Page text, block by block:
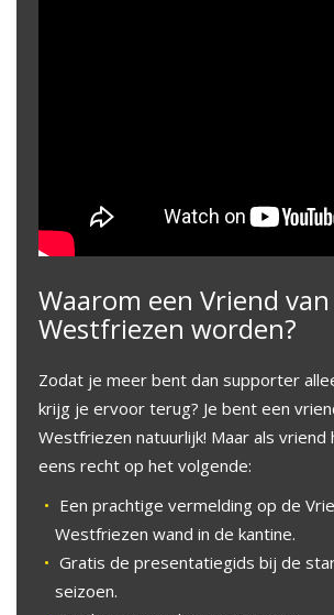
Waarom een Vriend van
Westfriezen worden?
Zodat je meer bent dan supporter
krijg je ervoor terug? Je bent een
Westfriezen natuurlijk! Maar als vriend
eens recht op het volgende:
Een prachtige vermelding op de
Westfriezen wand in de kantine.
Gratis de presentatiegids bij de
seizoen.